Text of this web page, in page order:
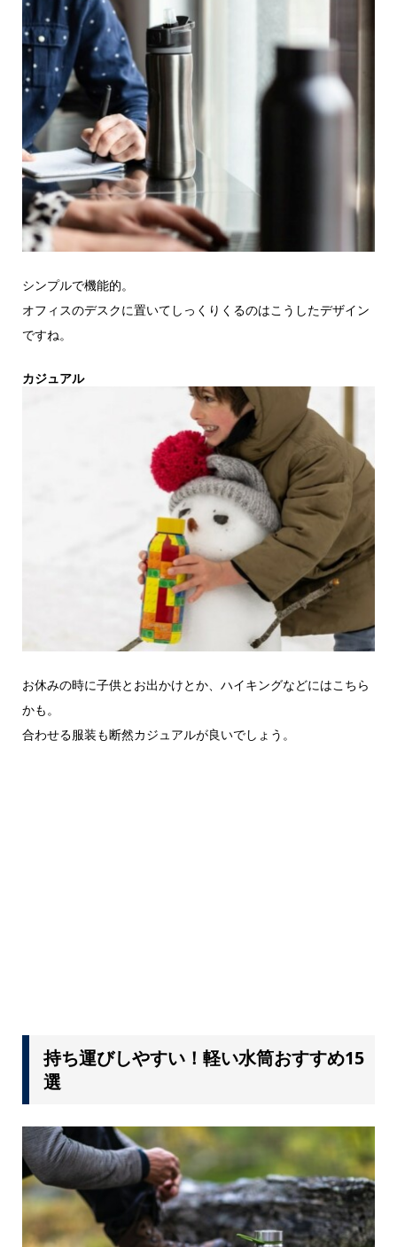
シンプルで機能的。
オフィスのデスクに置いてしっくりくるのはこうしたデザイン
ですね。
カジュアル
お休みの時に子供とお出かけとか、ハイキングなどにはこちら
かも。
合わせる服装も断然カジュアルが良いでしょう。
持ち運びしやすい！軽い水筒おすすめ15
選